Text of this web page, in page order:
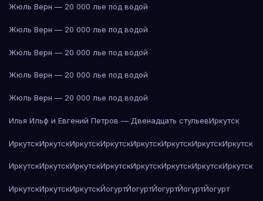
Жюль Верн — 20 000 лье под водой
Жюль Верн — 20 000 лье под водой
Жюль Верн — 20 000 лье под водой
Жюль Верн — 20 000 лье под водой
Жюль Верн — 20 000 лье под водой
Илья Ильф и Евгений Петров — Двенадцать стульевИркутск
ИркутскИркутскИркутскИркутскИркутскИркутскИркутскИркутск
ИркутскИркутскИркутскИркутскИркутскИркутскИркутскИркутск
ИркутскИркутскИркутскЙогуртЙогуртЙогуртЙогуртЙогурт